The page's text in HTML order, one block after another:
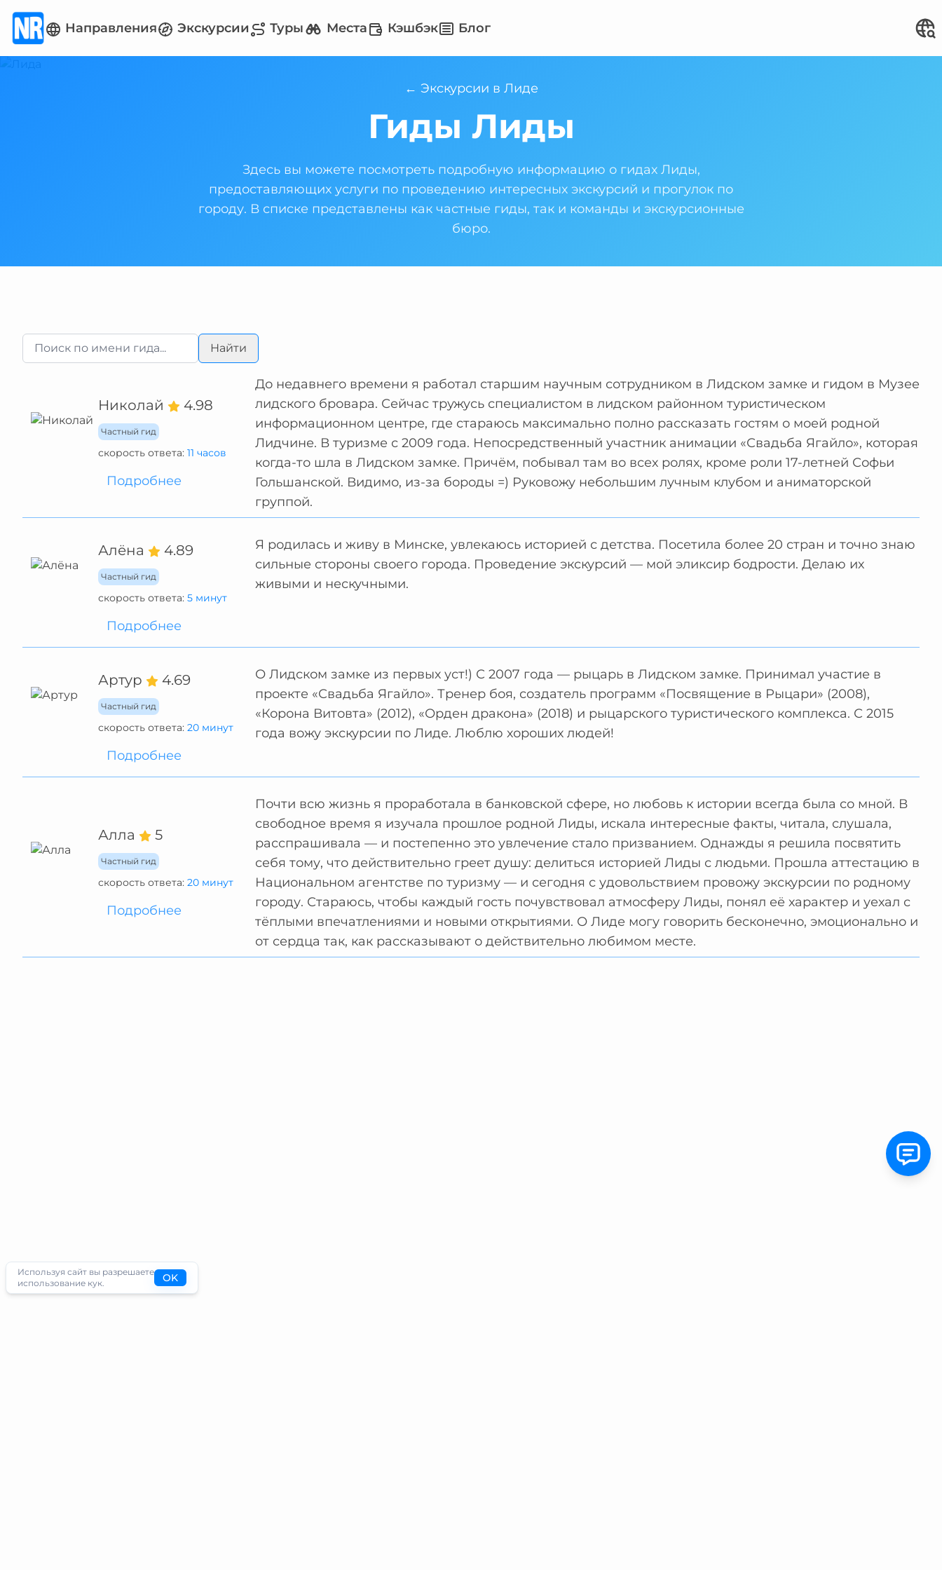
Направления Экскурсии Туры Места Кэшбэк Блог
← Экскурсии в Лиде
Гиды Лиды
Здесь вы можете посмотреть подробную информацию о гидах Лиды,
предоставляющих услуги по проведению интересных экскурсий и прогулок по
городу. В списке представлены как частные гиды, так и команды и экскурсионные
бюро.
Найти
Николай 4.98
Частный гид
скорость ответа: 11 часов
Подробнее
До недавнего времени я работал старшим научным сотрудником в Лидском замке и гидом в Музее
лидского бровара. Сейчас тружусь специалистом в лидском районном туристическом
информационном центре, где стараюсь максимально полно рассказать гостям о моей родной
Лидчине. В туризме с 2009 года. Непосредственный участник анимации «Свадьба Ягайло», которая
когда-то шла в Лидском замке. Причём, побывал там во всех ролях, кроме роли 17-летней Софьи
Гольшанской. Видимо, из-за бороды =) Руковожу небольшим лучным клубом и аниматорской
группой.
Алёна 4.89
Частный гид
скорость ответа: 5 минут
Подробнее
Я родилась и живу в Минске, увлекаюсь историей с детства. Посетила более 20 стран и точно знаю
сильные стороны своего города. Проведение экскурсий — мой эликсир бодрости. Делаю их
живыми и нескучными.
Артур 4.69
Частный гид
скорость ответа: 20 минут
Подробнее
О Лидском замке из первых уст!) С 2007 года — рыцарь в Лидском замке. Принимал участие в
проекте «Свадьба Ягайло». Тренер боя, создатель программ «Посвящение в Рыцари» (2008),
«Корона Витовта» (2012), «Орден дракона» (2018) и рыцарского туристического комплекса. С 2015
года вожу экскурсии по Лиде. Люблю хороших людей!
Алла 5
Частный гид
скорость ответа: 20 минут
Подробнее
Почти всю жизнь я проработала в банковской сфере, но любовь к истории всегда была со мной. В
свободное время я изучала прошлое родной Лиды, искала интересные факты, читала, слушала,
расспрашивала — и постепенно это увлечение стало призванием. Однажды я решила посвятить
себя тому, что действительно греет душу: делиться историей Лиды с людьми. Прошла аттестацию в
Национальном агентстве по туризму — и сегодня с удовольствием провожу экскурсии по родному
городу. Стараюсь, чтобы каждый гость почувствовал атмосферу Лиды, понял её характер и уехал с
тёплыми впечатлениями и новыми открытиями. О Лиде могу говорить бесконечно, эмоционально и
от сердца так, как рассказывают о действительно любимом месте.
Используя сайт вы разрешаете
использование кук.
OK